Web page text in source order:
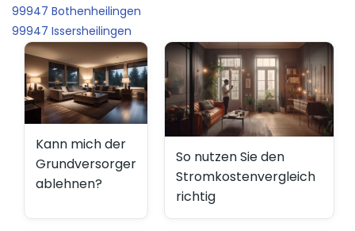
99947 Bothenheilingen
99947 Issersheilingen
Kann mich der
Grundversorger
ablehnen?
So nutzen Sie den
Stromkostenvergleich
richtig